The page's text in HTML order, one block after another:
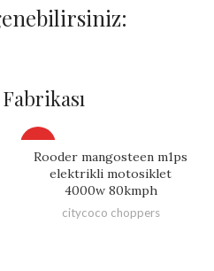
Rooder mangosteen m1ps
elektrikli motosiklet
4000w 80kmph
citycoco choppers